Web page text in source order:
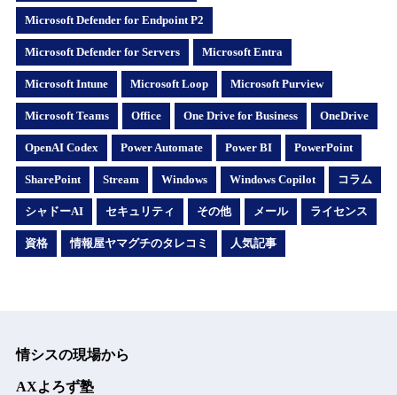
Microsoft Defender for Endpoint P2
Microsoft Defender for Servers Microsoft Entra
Microsoft Intune Microsoft Loop Microsoft Purview
Microsoft Teams Office One Drive for Business OneDrive
OpenAI Codex Power Automate Power BI PowerPoint
SharePoint Stream Windows Windows Copilot コラム
シャドーAI セキュリティ その他 メール ライセンス
資格 情報屋ヤマグチのタレコミ 人気記事
情シスの現場から
AXよろず塾